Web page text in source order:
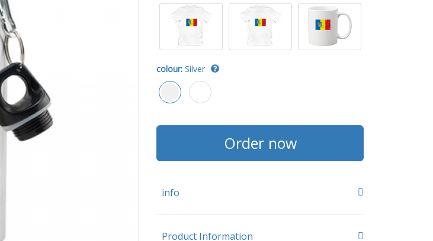
colour: Silver
Order now
info
Product Information